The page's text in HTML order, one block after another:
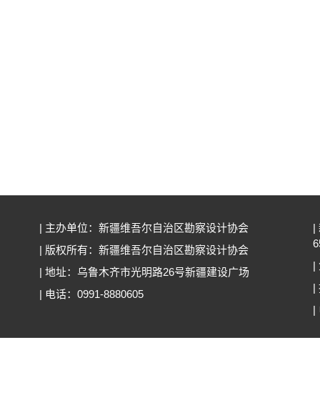
| 主办单位：新疆维吾尔自治区勘察设计协会
| 版权所有：新疆维吾尔自治区勘察设计协会
| 地址：乌鲁木齐市光明路26号新疆建设广场
| 电话：0991-8880605
|
|
|
|